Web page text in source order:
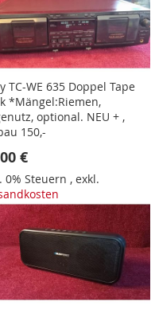
TC-WE 635 Doppel Tape
*Mängel:Riemen,
optional. NEU + ,
150,-
€
0% Steuern ,exkl.